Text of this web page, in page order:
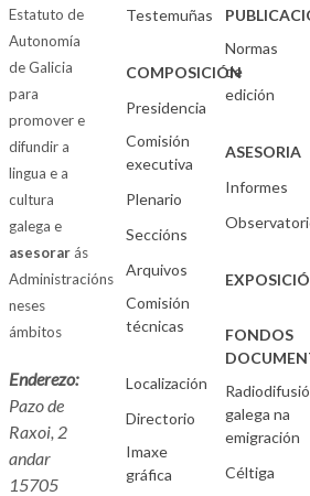
Estatuto de
Autonomía
de Galicia
para
promover e
difundir a
lingua e a
cultura
galega e
asesorarás
Administracións
neses
ámbitos
Enderezo:
Pazo de
Raxoi, 2
andar
15705
Testemuñas
COMPOSICIÓN
Presidencia
Comisión
executiva
Plenario
Seccións
Arquivos
Comisión
técnicas
Localización
Directorio
Imaxe
gráfica
Normas
de
edición
ASESORIA
Informes
FONDOS
galega na
emigración
Céltiga